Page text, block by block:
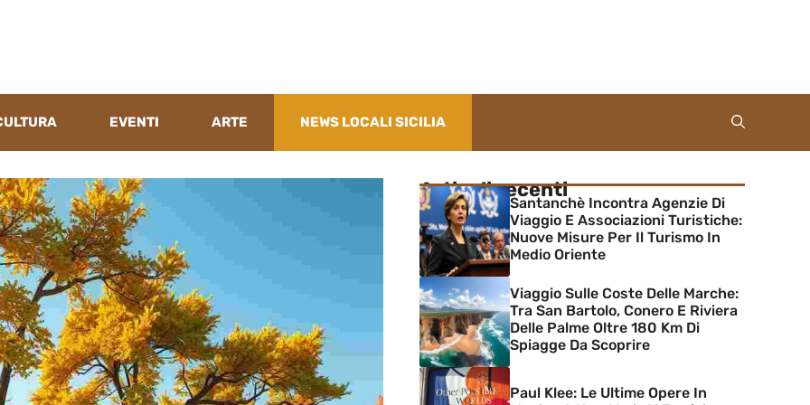
EVENTI ARTE NEWS LOCALI SICILIA
Articoli recenti
Santanchè Incontra Agenzie Di
Viaggio E Associazioni Turistiche:
Nuove Misure Per Il Turismo In
Medio Oriente
Viaggio Sulle Coste Delle Marche:
Tra San Bartolo, Conero E Riviera
Delle Palme Oltre 180 Km Di
Spiagge Da Scoprire
Paul Klee: Le Ultime Opere In